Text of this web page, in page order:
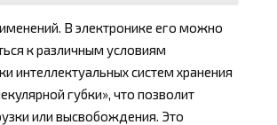
В электронике его можно
к различным условиям
интеллектуальных систем хранения
губки», что позволит
или высвобождения. Это